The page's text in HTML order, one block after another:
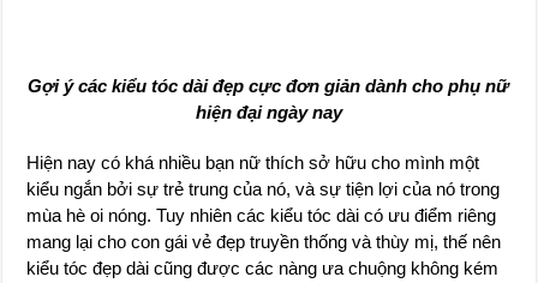
Gợi ý các kiểu tóc dài đẹp cực đơn giản dành cho phụ nữ
hiện đại ngày nay
Hiện nay có khá nhiều bạn nữ thích sở hữu cho mình một
kiểu ngắn bởi sự trẻ trung của nó, và sự tiện lợi của nó trong
mùa hè oi nóng. Tuy nhiên các kiểu tóc dài có ưu điểm riêng
mang lại cho con gái vẻ đẹp truyền thống và thùy mị, thế nên
kiểu tóc đẹp dài cũng được các nàng ưa chuộng không kém